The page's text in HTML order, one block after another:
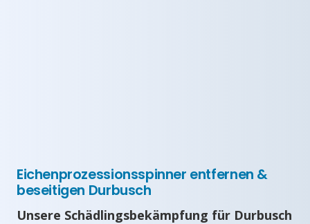
Eichenprozessionsspinner entfernen &
beseitigen Durbusch
Unsere Schädlingsbekämpfung für Durbusch